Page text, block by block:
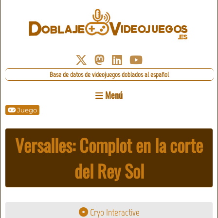
Base de datos de videojuegos doblados al español
Menú
Juego
Versalles: Complot en la corte
del Rey Sol
Cryo Interactive